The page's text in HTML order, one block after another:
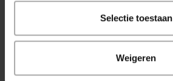
Selectie toestaan
Weigeren